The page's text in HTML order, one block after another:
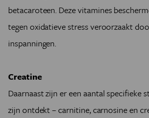
betacaroteen. Deze vitamines
tegen oxidatieve stress veroorzaakt
inspanningen.
Creatine
Daarnaast zijn er een aantal specifieke
zijn ontdekt – carnitine, carnosine en